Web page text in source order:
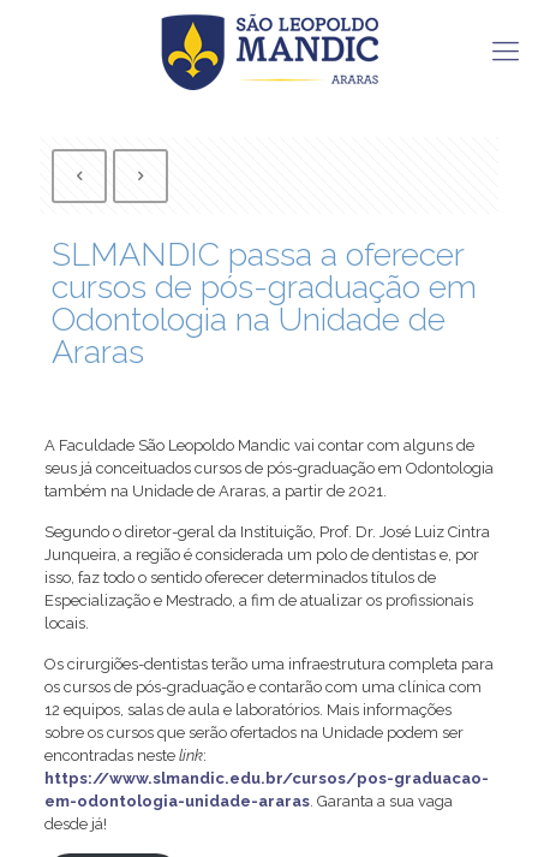
SLMANDIC passa a oferecer
cursos de pós-graduação em
Odontologia na Unidade de
Araras
A Faculdade São Leopoldo Mandic vai contar com alguns de
seus já conceituados cursos de pós-graduação em Odontologia
também na Unidade de Araras, a partir de 2021.
Segundo o diretor-geral da Instituição, Prof. Dr. José Luiz Cintra
Junqueira, a região é considerada um polo de dentistas e, por
isso, faz todo o sentido oferecer determinados títulos de
Especialização e Mestrado, a fim de atualizar os profissionais
locais.
Os cirurgiões-dentistas terão uma infraestrutura completa para
os cursos de pós-graduação e contarão com uma clínica com
12 equipos, salas de aula e laboratórios. Mais informações
sobre os cursos que serão ofertados na Unidade podem ser
encontradas neste link:
https://www.slmandic.edu.br/cursos/pos-graduacao-
em-odontologia-unidade-araras. Garanta a sua vaga
desde já!